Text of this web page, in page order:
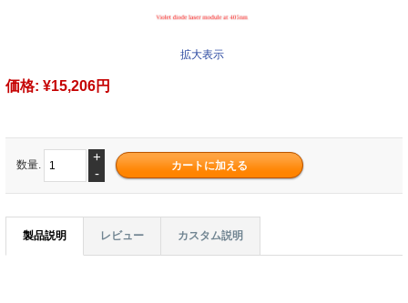
拡大表示
価格: ¥15,206円
数量.
+
-
製品説明 レビュー カスタム説明